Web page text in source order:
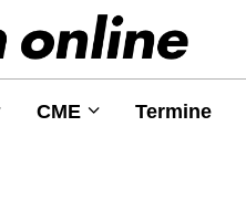
CME Termine